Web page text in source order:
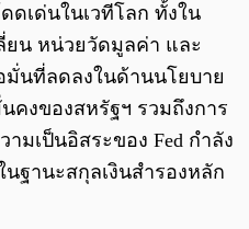
ดเด่นในเวทีโลก ทั้งใน
ยน หน่วยวัดมูลค่า และ
มั่นที่ลดลงในด้านนโยบาย
คงของสหรัฐฯ รวมถึงการ
มเป็นอิสระของ Fed กำลัง
ฐานะสกุลเงินสำรองหลัก